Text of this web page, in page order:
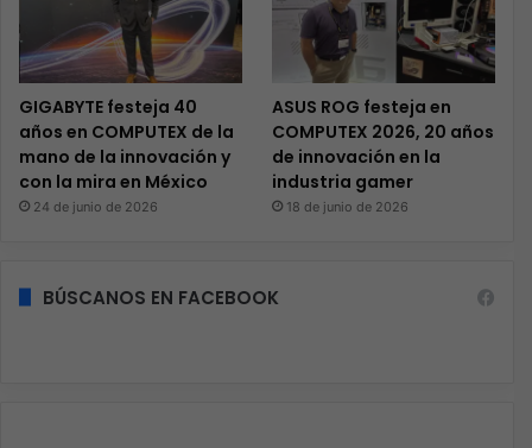
GIGABYTE festeja 40
años en COMPUTEX de la
mano de la innovación y
con la mira en México
24 de junio de 2026
ASUS ROG festeja en
COMPUTEX 2026, 20 años
de innovación en la
industria gamer
18 de junio de 2026
BÚSCANOS EN FACEBOOK